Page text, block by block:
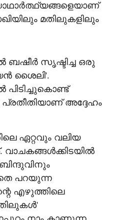
മതിലുകളിലും
ബഷീർ സൃഷ്ടിച്ച ഒരു
ശൈലി'.
പിടിച്ചുകൊണ്ട്
അദ്ദേഹം
ഏറ്റവും വലിയ
പറയുന്ന
എഴുത്തിലെ